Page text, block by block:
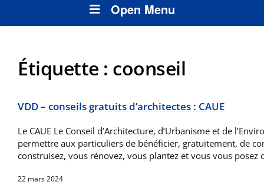
Open Menu
Étiquette : coonseil
VDD – conseils gratuits d’architectes : CAUE
Le CAUE Le Conseil d’Architecture, d’Urbanisme et de
permettre aux particuliers de bénéficier, gratuitement, de
construisez, vous rénovez, vous plantez et vous vous posez
22 mars 2024